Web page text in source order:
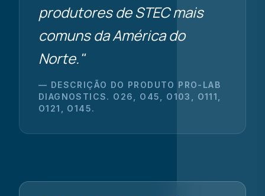
produtores de STEC mais
comuns da América do
Norte."
— DESCRIÇÃO DO PRODUTO PRO-LAB
DIAGNOSTICS. O26, O45, O103, O111,
O121, O145.